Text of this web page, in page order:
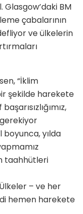
BM
çabalarının
ve ülkelerin
“İklim
şekilde harekete
boyunca, yılda
taahhütleri
– ve her
hemen harekete